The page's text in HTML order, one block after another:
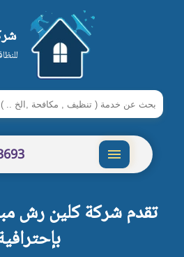
ابحث
في
شركة
كلين
تقدم شركة كلين رش